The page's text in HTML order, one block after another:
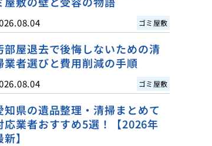
ゴミ屋敷
部屋退去で後悔しないための清
業者選びと費用削減の手順
ゴミ屋敷
知県の遺品整理・清掃まとめて
応業者おすすめ5選！【2026年
】